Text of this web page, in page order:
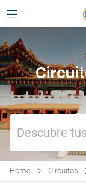
Descubre
Home Circuitos